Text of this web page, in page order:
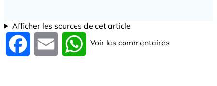
Afficher les sources de cet article
Facebook Email WhatsApp
Voir les commentaires